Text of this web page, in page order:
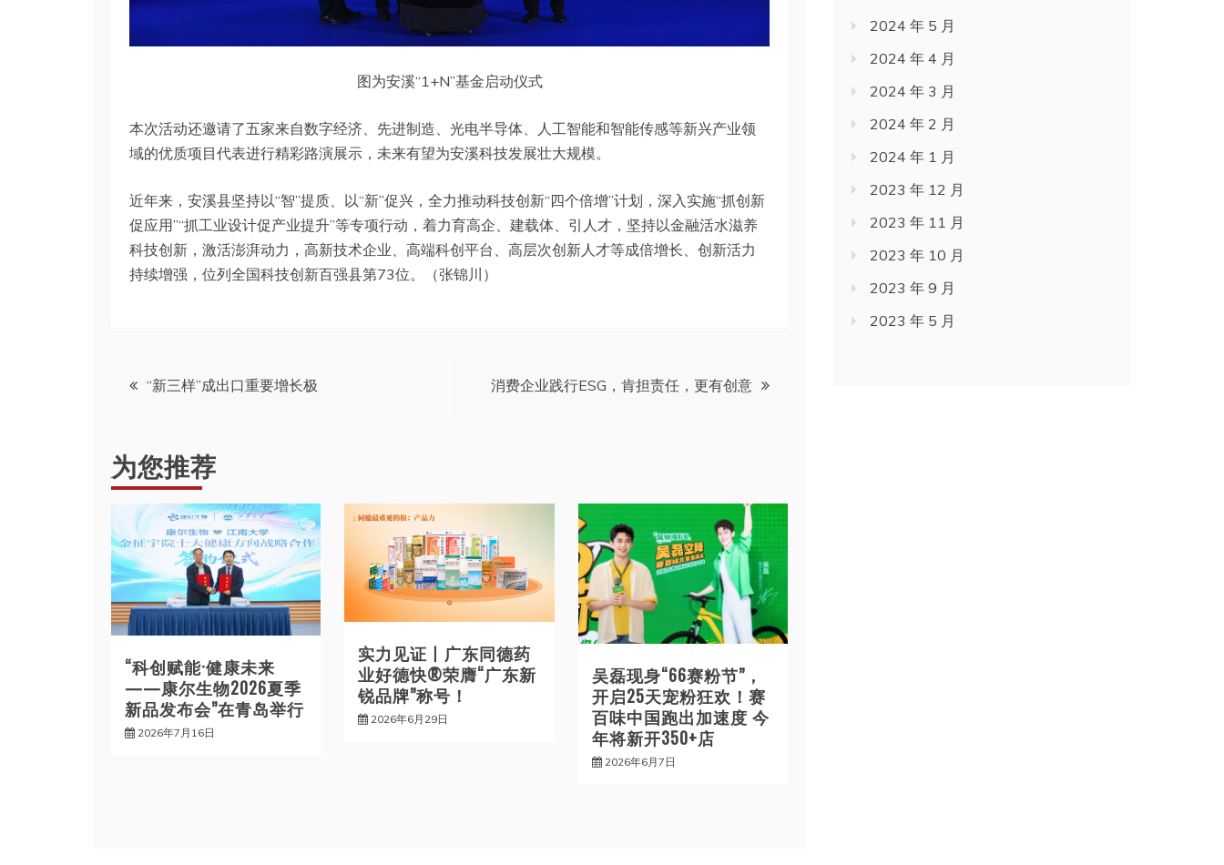
图为安溪“1+N”基金启动仪式
本次活动还邀请了五家来自数字经济、先进制造、光电半导体、人工智能和智能传感等新兴产业领
域的优质项目代表进行精彩路演展示，未来有望为安溪科技发展壮大规模。
近年来，安溪县坚持以“智”提质、以“新”促兴，全力推动科技创新“四个倍增”计划，深入实施“抓创新
促应用”“抓工业设计促产业提升”等专项行动，着力育高企、建载体、引人才，坚持以金融活水滋养
科技创新，激活澎湃动力，高新技术企业、高端科创平台、高层次创新人才等成倍增长、创新活力
持续增强，位列全国科技创新百强县第73位。（张锦川）
文
导
航
“新三样”成出口重要增长极 消费企业践行ESG，肯担责任，更有创意
为您推荐
“科创赋能·健康未来
——康尔生物2026夏季
新品发布会”在青岛举行
2026年7月16日
实力见证丨广东同德药
业好德快®荣膺“广东新
锐品牌”称号！
2026年6月29日
吴磊现身“66赛粉节”，
开启25天宠粉狂欢！赛
百味中国跑出加速度 今
年将新开350+店
2026年6月7日
2024 年 5 月
2024 年 4 月
2024 年 3 月
2024 年 2 月
2024 年 1 月
2023 年 12 月
2023 年 11 月
2023 年 10 月
2023 年 9 月
2023 年 5 月